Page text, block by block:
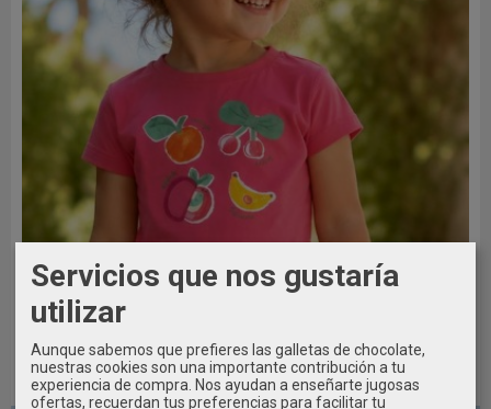
3 AÑOS / 98CM
Servicios que nos gustaría
utilizar
Aunque sabemos que prefieres las galletas de chocolate,
nuestras cookies son una importante contribución a tu
experiencia de compra. Nos ayudan a enseñarte jugosas
ofertas, recuerdan tus preferencias para facilitar tu